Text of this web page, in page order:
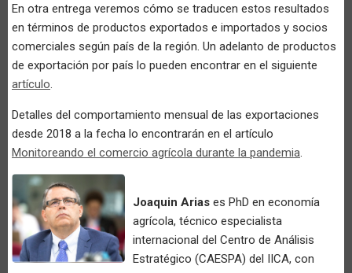
En otra entrega veremos cómo se traducen estos resultados
en términos de productos exportados e importados y socios
comerciales según país de la región. Un adelanto de productos
de exportación por país lo pueden encontrar en el siguiente
artículo.
Detalles del comportamiento mensual de las exportaciones
desde 2018 a la fecha lo encontrarán en el artículo
Monitoreando el comercio agrícola durante la pandemia.
Joaquin Arias es PhD en economía
agrícola, técnico especialista
internacional del Centro de Análisis
Estratégico (CAESPA) del IICA, con